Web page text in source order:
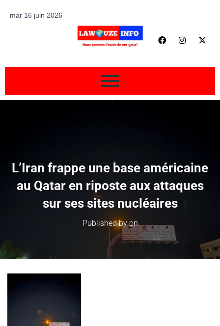
mar 16 juin 2026
L’Iran frappe une base américaine
au Qatar en riposte aux attaques
sur ses sites nucléaires
Published byon